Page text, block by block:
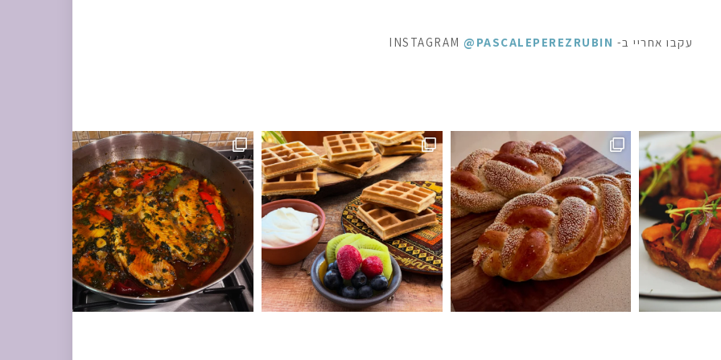
עקבו אחריי ב- INSTAGRAM @PASCALEPEREZRUBIN
#חלהלשבת #
מתוקה - ופל בלגי, בלינצ׳ס ובראוניז שוקולד: ק⁨ לפעמים כל מילה מיותרת . סיר דגים עשיר בעשבי תיבו